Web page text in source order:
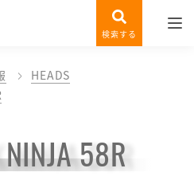
検索する
HEADS
58R